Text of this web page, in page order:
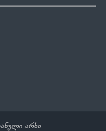
არხი